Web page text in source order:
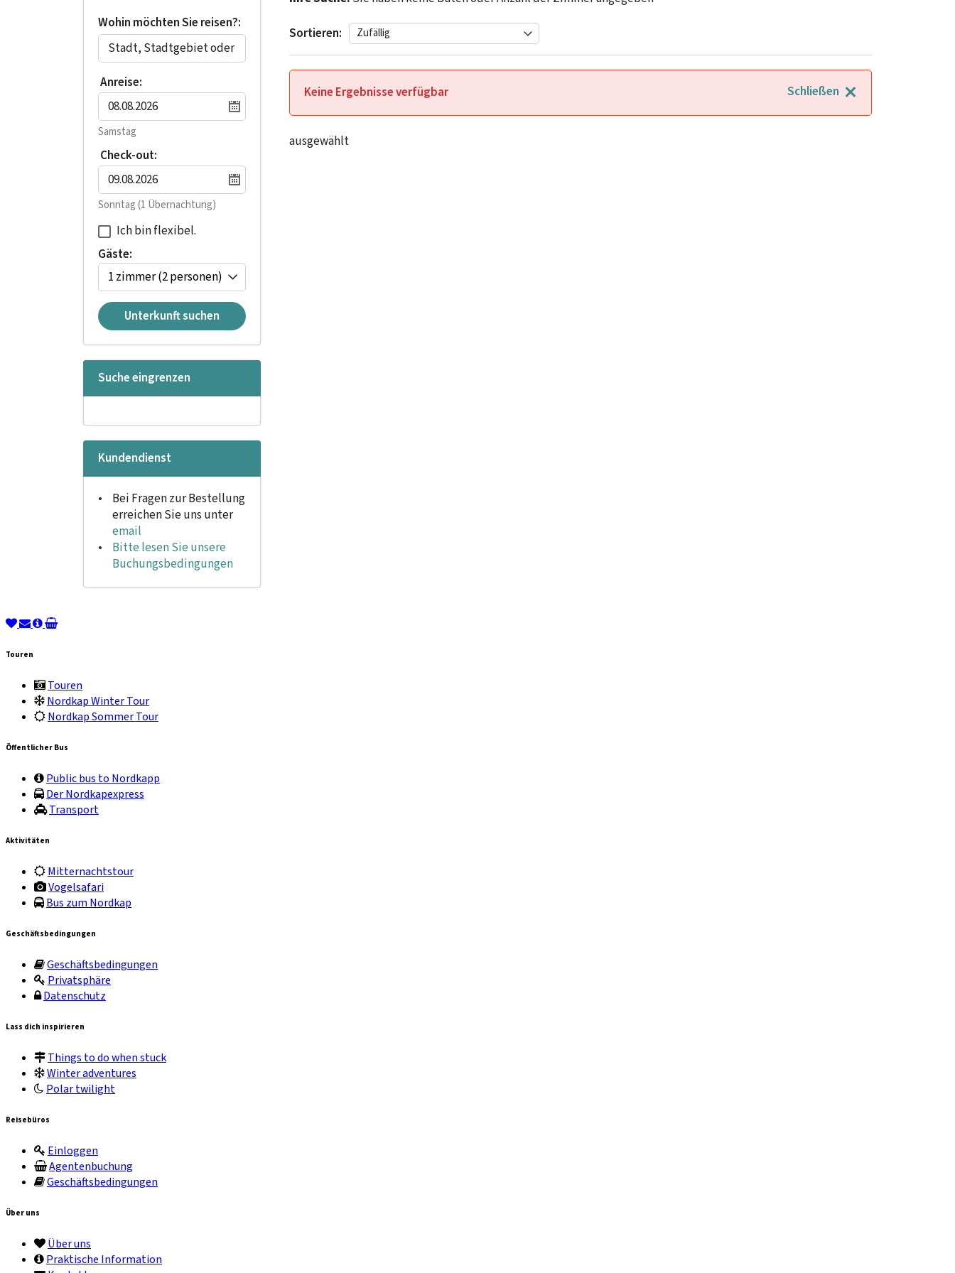
Sortieren:
Schließen
Keine Ergebnisse verfügbar
ausgewählt
Wohin möchten Sie reisen?:
Anreise:
Samstag
Check-out:
Sonntag(1 Übernachtung)
Ich bin flexibel.
Gäste:
1 zimmer(2 personen)
Unterkunft suchen
Suche eingrenzen
Kundendienst
Bei Fragen zur Bestellung
erreichen Sie uns unter
email
Bitte lesen Sie unsere
Buchungsbedingungen
Touren
Touren
Nordkap Winter Tour
Nordkap Sommer Tour
Öffentlicher Bus
Public bus to Nordkapp
Der Nordkapexpress
Transport
Aktivitäten
Mitternachtstour
Vogelsafari
Bus zum Nordkap
Geschäftsbedingungen
Geschäftsbedingungen
Privatsphäre
Datenschutz
Lass dich inspirieren
Things to do when stuck
Winter adventures
Polar twilight
Reisebüros
Einloggen
Agentenbuchung
Geschäftsbedingungen
Über uns
Über uns
Praktische Information